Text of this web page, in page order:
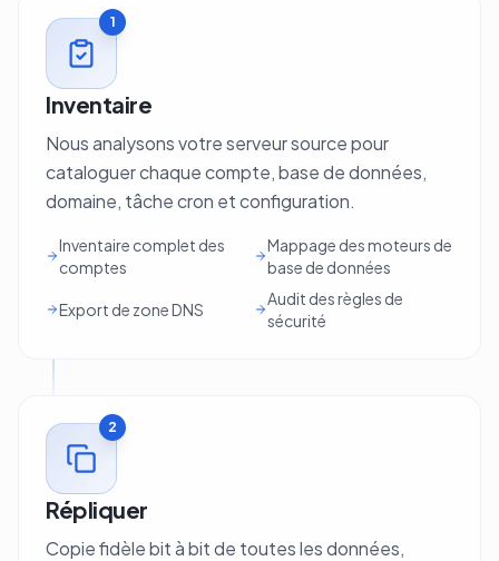
1
Inventaire
Nous analysons votre serveur source pour
cataloguer chaque compte, base de données,
domaine, tâche cron et configuration.
Inventaire complet des
comptes
Mappage des moteurs de
base de données
Export de zone DNS
Audit des règles de
sécurité
2
Répliquer
Copie fidèle bit à bit de toutes les données,